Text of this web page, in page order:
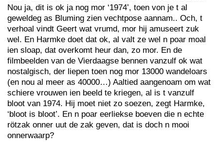
Nou ja, dit is ok ja nog mor ‘1974’, toen von je t al
geweldeg as Bluming zien vechtpose aannam.. Och, t
verhoal vindt Geert wat vrumd, mor hij amuseert zuk
wel. En Harmke doet dat ok, al valt ze wel n poar moal
ien sloap, dat overkomt heur dan, zo mor. En de
filmbeelden van de Vierdaagse bennen vanzulf ok wat
nostalgisch, der liepen toen nog mor 13000 wandeloars
(en nou al meer as 40000…) Aaltied aangenoam om wat
schiere vrouwen ien beeld te kriegen, al is t vanzulf
bloot van 1974. Hij moet niet zo soezen, zegt Harmke,
‘bloot is bloot’. En n poar eerliekse boeven die n echte
rötzak onner uut de zak geven, dat is doch n mooi
onnerwaarp?